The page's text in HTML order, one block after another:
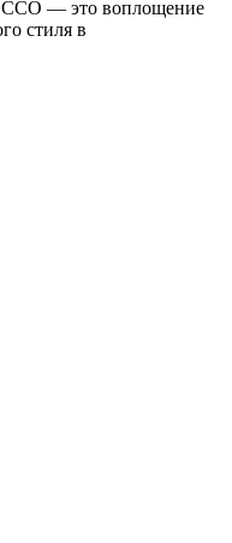
— это воплощение
стиля в